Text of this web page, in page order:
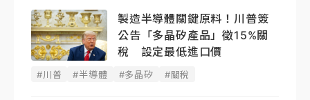
製造半導體關鍵原料！川普簽
公告「多晶矽產品」徵15%關
稅 設定最低進口價
#川普 #半導體 #多晶矽 #關稅